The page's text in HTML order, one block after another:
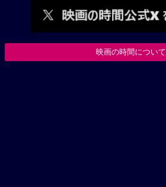
映画の時間について